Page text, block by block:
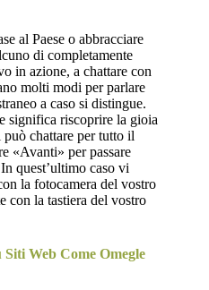
al Paese o abbracciare
di completamente
in azione, a chattare con
molti modi per parlare
a caso si distingue.
significa riscoprire la gioia
può chattare per tutto il
«Avanti» per passare
quest’ultimo caso vi
la fotocamera del vostro
con la tastiera del vostro
Web Come Omegle